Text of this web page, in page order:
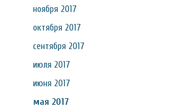
ноября 2017
октября 2017
сентября 2017
июля 2017
июня 2017
мая 2017